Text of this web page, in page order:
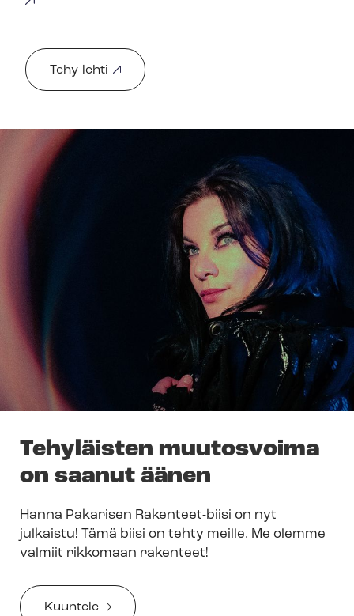
Tehy-lehti
Tehyläisten muutosvoima
on saanut äänen
Hanna Pakarisen Rakenteet-biisi on nyt
julkaistu! Tämä biisi on tehty meille. Me olemme
valmiit rikkomaan rakenteet!
Kuuntele